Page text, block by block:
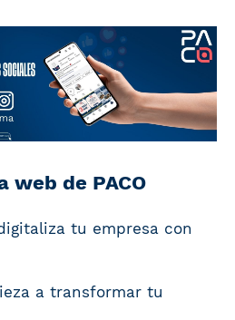
web de PACO
tu empresa con
a transformar tu